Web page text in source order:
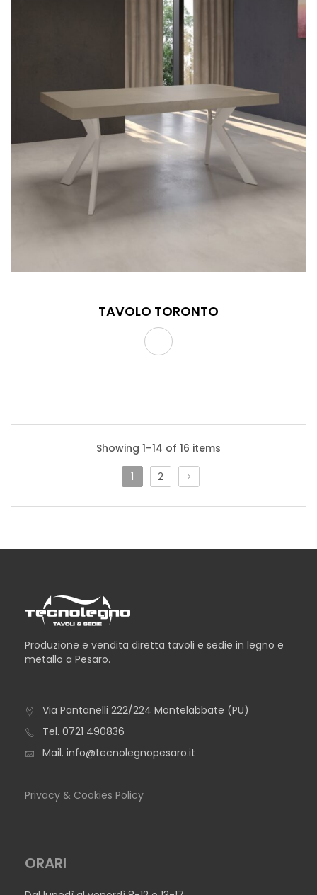
TAVOLO TORONTO
Showing 1–14 of 16 items
1
2
Produzione e vendita diretta tavoli e sedie in legno e
metallo a Pesaro.
Via Pantanelli 222/224 Montelabbate (PU)
Tel. 0721 490836
Mail. info@tecnolegnopesaro.it
Privacy & Cookies Policy
ORARI